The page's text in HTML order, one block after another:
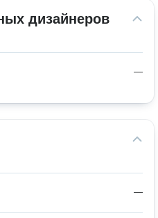
дизайнеров
—
—